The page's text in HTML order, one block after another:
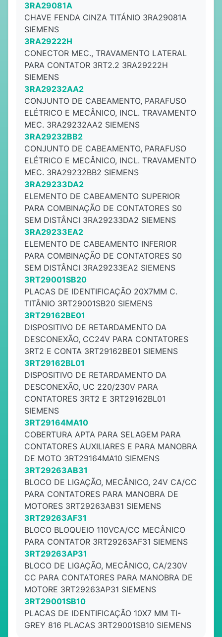
3RA29081A
CHAVE FENDA CINZA TITÁNIO 3RA29081A
SIEMENS
3RA29222H
CONECTOR MEC., TRAVAMENTO LATERAL
PARA CONTATOR 3RT2.2 3RA29222H
SIEMENS
3RA29232AA2
CONJUNTO DE CABEAMENTO, PARAFUSO
ELÉTRICO E MECÂNICO, INCL. TRAVAMENTO
MEC. 3RA29232AA2 SIEMENS
3RA29232BB2
CONJUNTO DE CABEAMENTO, PARAFUSO
ELÉTRICO E MECÂNICO, INCL. TRAVAMENTO
MEC. 3RA29232BB2 SIEMENS
3RA29233DA2
ELEMENTO DE CABEAMENTO SUPERIOR
PARA COMBINAÇÃO DE CONTATORES S0
SEM DISTÂNCI 3RA29233DA2 SIEMENS
3RA29233EA2
ELEMENTO DE CABEAMENTO INFERIOR
PARA COMBINAÇÃO DE CONTATORES S0
SEM DISTÂNCI 3RA29233EA2 SIEMENS
3RT29001SB20
PLACAS DE IDENTIFICAÇÃO 20X7MM C.
TITÂNIO 3RT29001SB20 SIEMENS
3RT29162BE01
DISPOSITIVO DE RETARDAMENTO DA
DESCONEXÃO, CC24V PARA CONTATORES
3RT2 E CONTA 3RT29162BE01 SIEMENS
3RT29162BL01
DISPOSITIVO DE RETARDAMENTO DA
DESCONEXÃO, UC 220/230V PARA
CONTATORES 3RT2 E 3RT29162BL01
SIEMENS
3RT29164MA10
COBERTURA APTA PARA SELAGEM PARA
CONTATORES AUXILIARES E PARA MANOBRA
DE MOTO 3RT29164MA10 SIEMENS
3RT29263AB31
BLOCO DE LIGAÇÃO, MECÂNICO, 24V CA/CC
PARA CONTATORES PARA MANOBRA DE
MOTORES 3RT29263AB31 SIEMENS
3RT29263AF31
BLOCO BLOQUEIO 110VCA/CC MECÂNICO
PARA CONTATOR 3RT29263AF31 SIEMENS
3RT29263AP31
BLOCO DE LIGAÇÃO, MECÂNICO, CA/230V
CC PARA CONTATORES PARA MANOBRA DE
MOTORE 3RT29263AP31 SIEMENS
3RT29001SB10
PLACAS DE IDENTIFICAÇÃO 10X7 MM TI-
GREY 816 PLACAS 3RT29001SB10 SIEMENS